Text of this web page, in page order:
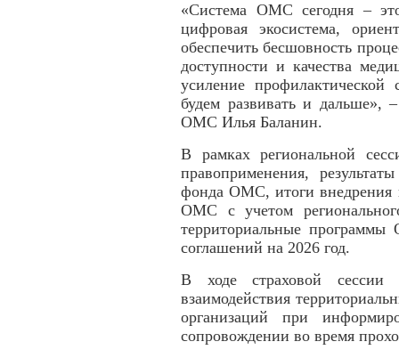
«Система ОМС сегодня –
цифровая экосистема,
обеспечить бесшовность
доступности и качества
усиление
будем развивать и дальше»,
ОМС Илья Баланин.
В рамках региональной
правоприменения,
фонда ОМС, итоги внедрения
ОМС с учетом
территориальные
соглашений на 2026 год.
В ходе страховой сессии
взаимодействия
организаций при
сопровождении во время